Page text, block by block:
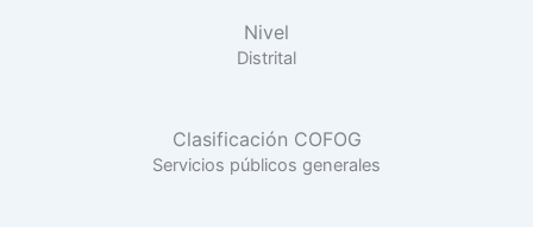
Nivel
Distrital
Clasificación COFOG
Servicios públicos generales